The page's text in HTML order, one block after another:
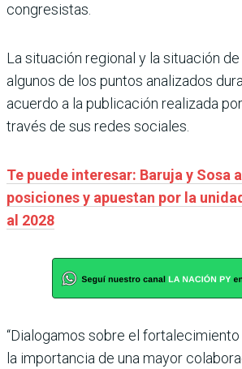
congresistas.
La situación regional y la situación
algunos de los puntos analizados
acuerdo a la publicación realizada
través de sus redes sociales.
Te puede interesar: Baruja y Sosa
posiciones y apuestan por la
al 2028
“Dialogamos sobre el
la importancia de una mayor